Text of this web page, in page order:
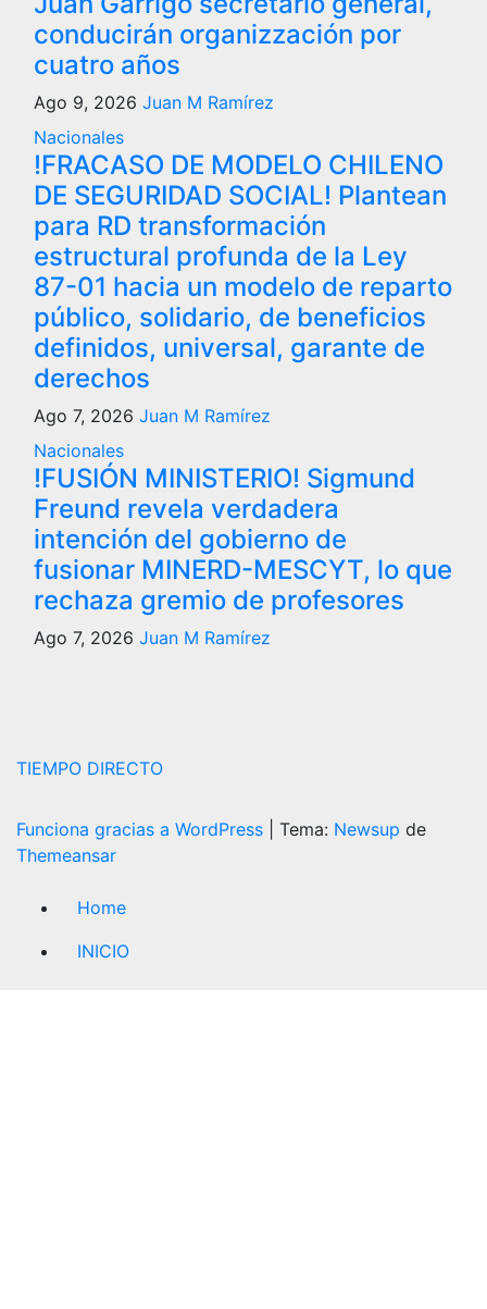
conducirán organizzación por
cuatro años
Ago 9, 2026 Juan M Ramírez
Nacionales
!FRACASO DE MODELO CHILENO
DE SEGURIDAD SOCIAL! Plantean
para RD transformación
estructural profunda de la Ley
87-01 hacia un modelo de reparto
público, solidario, de beneficios
definidos, universal, garante de
derechos
Ago 7, 2026 Juan M Ramírez
Nacionales
!FUSIÓN MINISTERIO! Sigmund
Freund revela verdadera
intención del gobierno de
fusionar MINERD-MESCYT, lo que
rechaza gremio de profesores
Ago 7, 2026 Juan M Ramírez
TIEMPO DIRECTO
Funciona gracias a WordPress Tema: Newsup de
Themeansar
Home
INICIO